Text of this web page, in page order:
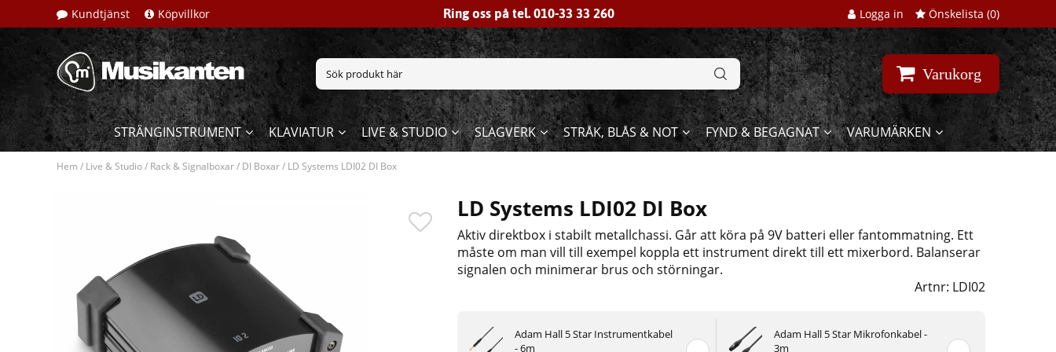
Kundtjänst Köpvillkor Ring oss på tel. 010-33 33 260 Logga in Önskelista (0)
Varukorg
STRÄNGINSTRUMENT KLAVIATUR LIVE & STUDIO SLAGVERK STRÅK, BLÅS & NOT FYND & BEGAGNAT VARUMÄRKEN
Hem / Live & Studio/ Rack & Signalboxar/ DI Boxar/ LD Systems LDI02 DI Box
LD Systems LDI02 DI Box
Aktiv direktbox i stabilt metallchassi. Går att köra på 9V batteri eller fantommatning. Ett
måste om man vill till exempel koppla ett instrument direkt till ett mixerbord. Balanserar
signalen och minimerar brus och störningar.
Artnr: LDI02
Adam Hall 5 Star Instrumentkabel
- 6m
Adam Hall 5 Star Mikrofonkabel -
3m